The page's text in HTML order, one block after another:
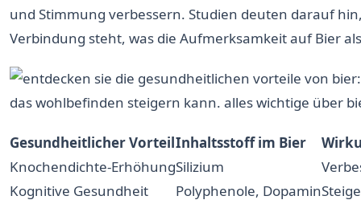
und Stimmung verbessern. Studien deuten darauf
Verbindung steht, was die Aufmerksamkeit auf Bier
Gesundheitlicher VorteilInhaltsstoff im Bier
Knochendichte-ErhöhungSilizium
Kognitive Gesundheit
Polyphenole, Dopamin